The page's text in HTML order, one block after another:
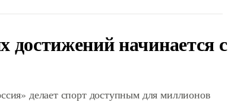
начинается с
делает спорт доступным для миллионов